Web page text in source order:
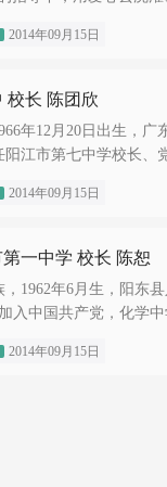
2014年09月15日
校长 陈团欣
年12月20日出生，
阳江市第七中学校长、
2014年09月15日
一中学 校长 陈恕
，1962年6月生，阳东
入中国共产党，化学
2014年09月15日